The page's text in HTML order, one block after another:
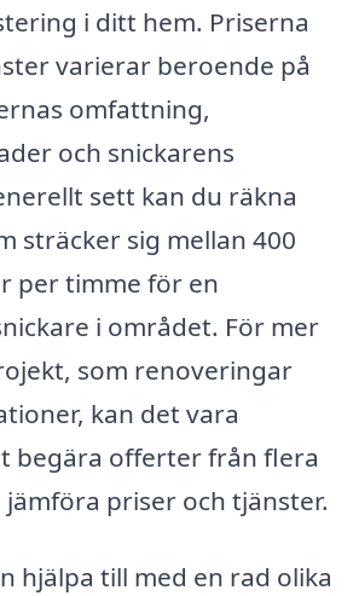
i ditt hem. Priserna
varierar beroende på
omfattning,
och snickarens
sett kan du räkna
sträcker sig mellan 400
per timme för en
i området. För mer
som renoveringar
kan det vara
begära offerter från flera
priser och tjänster.
hjälpa till med en rad olika